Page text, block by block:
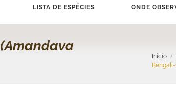
LISTA DE ESPÉCIES ONDE
(Amandava
Início